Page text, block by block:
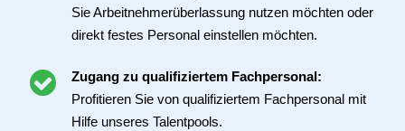
Sie Arbeitnehmerüberlassung nutzen möchten oder
direkt festes Personal einstellen möchten.
Zugang zu qualifiziertem Fachpersonal:
Profitieren Sie von qualifiziertem Fachpersonal mit
Hilfe unseres Talentpools.